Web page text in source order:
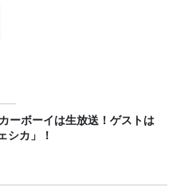
ーボーイは生放送！ゲストは
シカ」！